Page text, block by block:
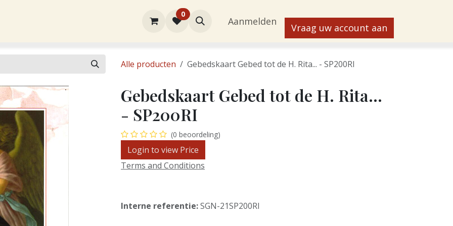
Contact
0
Aanmelden
Vraag uw account aan
Alle producten Gebedskaart Gebed tot de H. Rita... - SP200RI
Gebedskaart Gebed tot de H. Rita...
- SP200RI
(0 beoordeling)
Login to view Price
Terms and Conditions
Interne referentie:SGN-21SP200RI